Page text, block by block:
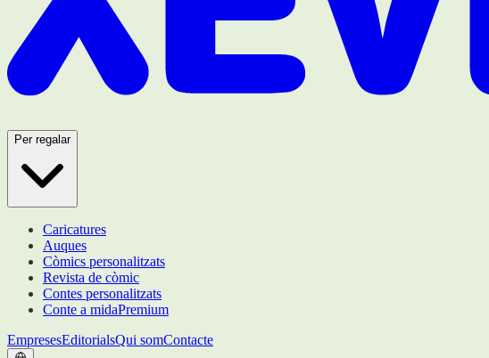
Per regalar
Caricatures
Auques
Còmics personalitzats
Revista de còmic
Contes personalitzats
Conte a midaPremium
EmpresesEditorialsQui somContacte